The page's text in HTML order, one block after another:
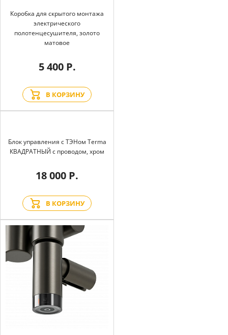
Коробка для скрытого монтажа
электрического
полотенцесушителя, золото
матовое
5 400 Р.
В КОРЗИНУ
Блок управления с ТЭНом Terma
КВАДРАТНЫЙ с проводом, хром
18 000 Р.
В КОРЗИНУ